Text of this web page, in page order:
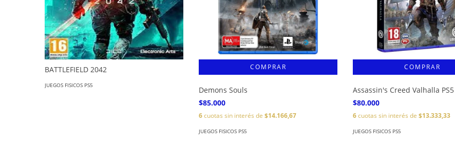
BATTLEFIELD 2042
JUEGOS FISICOS PS5
Demons Souls
$85.000
6cuotas sin interés de $14.166,67
JUEGOS FISICOS PS5
Assassin's Creed Valhalla PS5
$80.000
6cuotas sin interés de $13.333,33
JUEGOS FISICOS PS5